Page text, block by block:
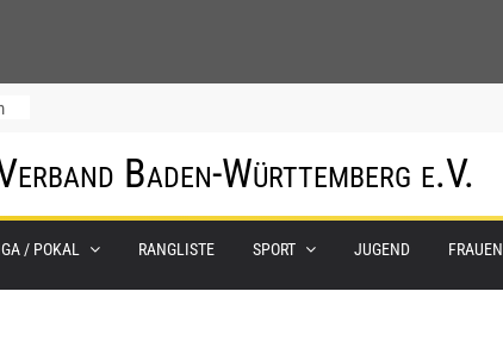
Baden-Württemberg e.V.
/ POKAL RANGLISTE SPORT JUGEND FRAUEN